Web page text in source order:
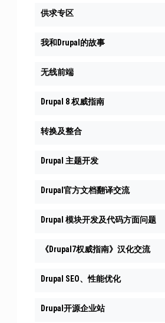
供求专区
我和Drupal的故事
无线前端
Drupal 8 权威指南
转换及整合
Drupal 主题开发
Drupal官方文档翻译交流
Drupal 模块开发及代码方面问题
《Drupal7权威指南》汉化交流
Drupal SEO、性能优化
Drupal开源企业站